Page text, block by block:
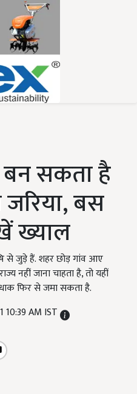
सकता है
जरिया, बस
ख्याल
से जुड़े हैं. शहर छोड़ गांव आए
नहीं जाना चाहता है, तो यहीं
फिर से जमा सकता है.
10:39 AM IST